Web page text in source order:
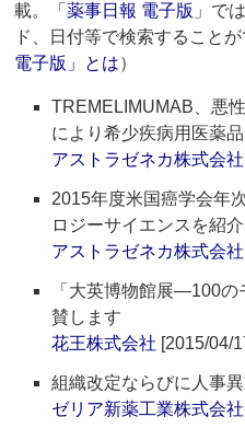
載。「薬事日報 電子版 」で
ド、日付等で検索すること
電子版」とは）
TREMELIMUMAB、悪
により希少疾病用医薬
アストラゼネカ株式会社
2015年度米国癌学会年
ロジーサイエンスを紹介
アストラゼネカ株式会社
「大英博物館展―100
賛します
花王株式会社 [2015/04/
組織改定ならびに人事
ゼリア新薬工業株式会社